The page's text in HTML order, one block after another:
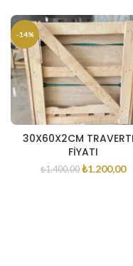
-14%
30X60X2CM
FIYATI
₺1.400,00 ₺1.200,00